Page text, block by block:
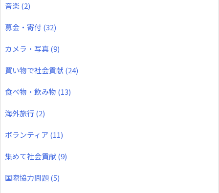
音楽(2)
募金・寄付 (32)
カメラ・写真(9)
買い物で社会貢献 (24)
食べ物・飲み物 (13)
海外旅行(2)
ボランティア (11)
集めて社会貢献 (9)
国際協力問題(5)